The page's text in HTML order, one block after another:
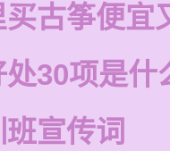
古筝便宜
30项是什
宣传词